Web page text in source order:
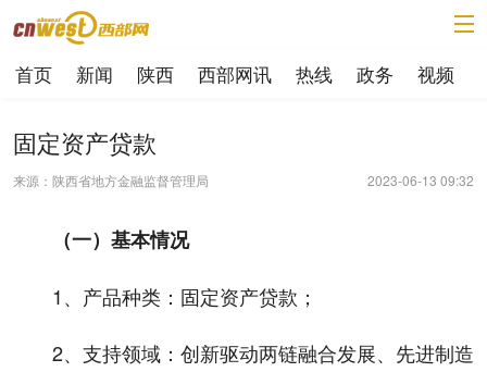
首页 新闻 陕西 西部网讯 热线 政务 视频
固定资产贷款
来源：陕西省地方金融监督管理局 2023-06-13 09:32
（一）基本情况
1、产品种类：固定资产贷款；
2、支持领域：创新驱动两链融合发展、先进制造